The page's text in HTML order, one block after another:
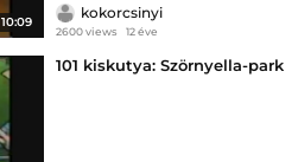
10:09
kokorcsinyi
2600 views 12 éve
101 kiskutya: Szörnyella-park